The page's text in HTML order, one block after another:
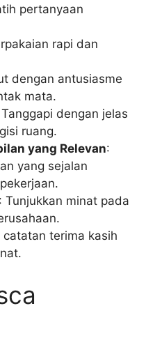
pertanyaan
rapi dan
dengan antusiasme
mata.
dengan jelas
ruang.
yang Relevan:
yang sejalan
: Tunjukkan minat pada
catatan terima kasih